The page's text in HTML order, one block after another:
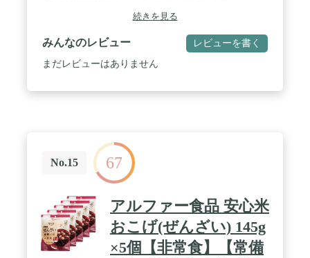
続きを見る
みんなのレビュー レビューを書く
まだレビューはありません
No.15 67
アルファー食品 安心米
おこげ(ぜんざい) 145g
×5個【非常食】【常備